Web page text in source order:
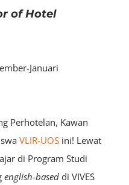
of Hotel
Januari
Perhotelan, Kawan
VLIR-UOS ini! Lewat
di Program Studi
english-based di VIVES